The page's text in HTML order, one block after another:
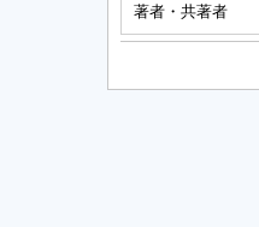
著者・共著者